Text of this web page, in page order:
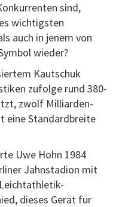
sind,
wichtigsten
auch in jenem von
wieder?
Kautschuk
zufolge rund 380-
zwölf Milliarden-
eine Standardbreite
Uwe Hohn 1984
Jahnstadion mit
dieses Gerät für